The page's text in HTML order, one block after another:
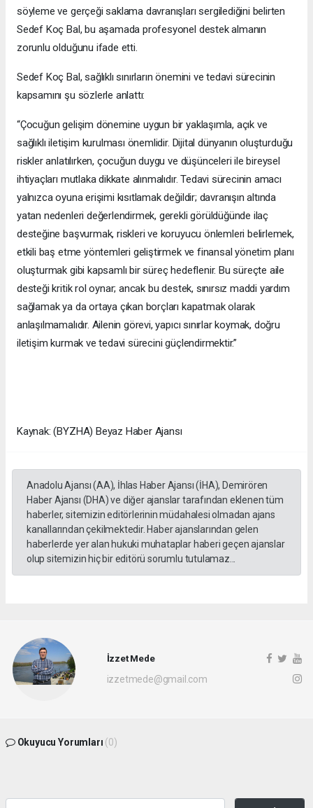
söyleme ve gerçeği saklama davranışları sergilediğini belirten
Sedef Koç Bal, bu aşamada profesyonel destek almanın
zorunlu olduğunu ifade etti.
Sedef Koç Bal, sağlıklı sınırların önemini ve tedavi sürecinin
kapsamını şu sözlerle anlattı:
“Çocuğun gelişim dönemine uygun bir yaklaşımla, açık ve
sağlıklı iletişim kurulması önemlidir. Dijital dünyanın oluşturduğu
riskler anlatılırken, çocuğun duygu ve düşünceleri ile bireysel
ihtiyaçları mutlaka dikkate alınmalıdır. Tedavi sürecinin amacı
yalnızca oyuna erişimi kısıtlamak değildir; davranışın altında
yatan nedenleri değerlendirmek, gerekli görüldüğünde ilaç
desteğine başvurmak, riskleri ve koruyucu önlemleri belirlemek,
etkili baş etme yöntemleri geliştirmek ve finansal yönetim planı
oluşturmak gibi kapsamlı bir süreç hedeflenir. Bu süreçte aile
desteği kritik rol oynar; ancak bu destek, sınırsız maddi yardım
sağlamak ya da ortaya çıkan borçları kapatmak olarak
anlaşılmamalıdır. Ailenin görevi, yapıcı sınırlar koymak, doğru
iletişim kurmak ve tedavi sürecini güçlendirmektir.”
Kaynak: (BYZHA) Beyaz Haber Ajansı
Anadolu Ajansı (AA), İhlas Haber Ajansı (İHA), Demirören
Haber Ajansı (DHA) ve diğer ajanslar tarafından eklenen tüm
haberler, sitemizin editörlerinin müdahalesi olmadan ajans
kanallarından çekilmektedir. Haber ajanslarından gelen
haberlerde yer alan hukuki muhataplar haberi geçen ajanslar
olup sitemizin hiç bir editörü sorumlu tutulamaz...
İzzet Mede
izzetmede@gmail.com
Okuyucu Yorumları (0)